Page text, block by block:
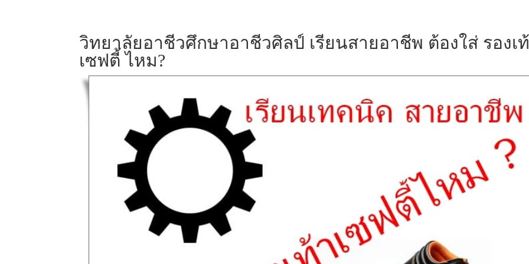
วิทยาลัยอาชีวศึกษาอาชีวศิลป์ เรียนสายอาชีพ ต้องใส่ รองเ
เซฟตี้ ไหม?